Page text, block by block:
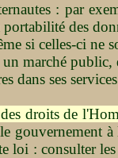
: par
des
si celles-ci
marché
dans ses
droits de
gouvernement
loi : consulter